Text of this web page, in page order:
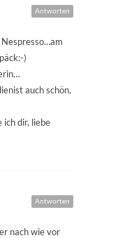
Antworten
)
auch schön,
ich dir, liebe
Antworten
nach wie vor